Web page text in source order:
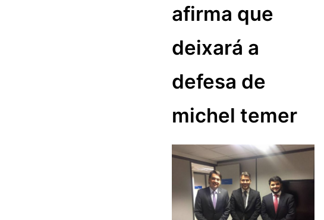
afirma que
deixará a
defesa de
michel temer